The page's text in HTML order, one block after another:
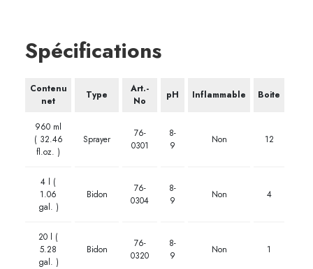
Spécifications
Contenu
net
Type
Art.-
No
pH Inflammable Boite
960 ml
( 32.46
fl.oz. )
Sprayer
76-
0301
8-
9
Non 12
4 l (
1.06
gal. )
Bidon
76-
0304
8-
9
Non 4
20 l (
5.28
gal. )
Bidon
76-
0320
8-
9
Non 1